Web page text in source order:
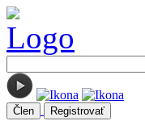
Člen Registrovať